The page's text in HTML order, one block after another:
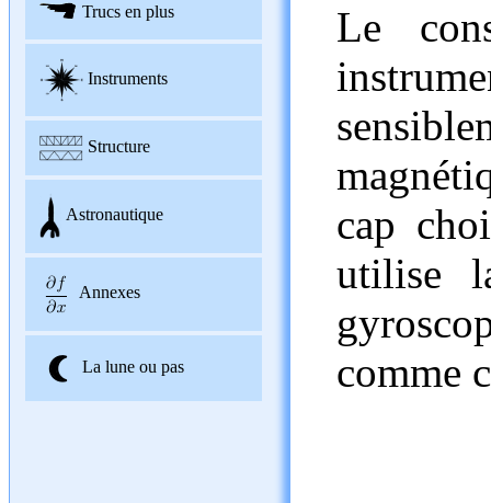
Trucs en plus
Instruments
Structure
Astronautique
Annexes
La lune ou pas
Le
cap
utilise
comme